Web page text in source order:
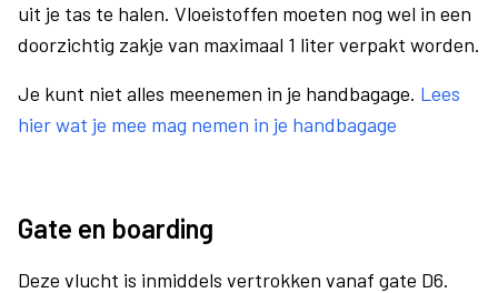
uit je tas te halen. Vloeistoffen moeten nog wel in een
doorzichtig zakje van maximaal 1 liter verpakt worden.
Je kunt niet alles meenemen in je handbagage. Lees
hier wat je mee mag nemen in je handbagage
Gate en boarding
Deze vlucht is inmiddels vertrokken vanaf gate D6.